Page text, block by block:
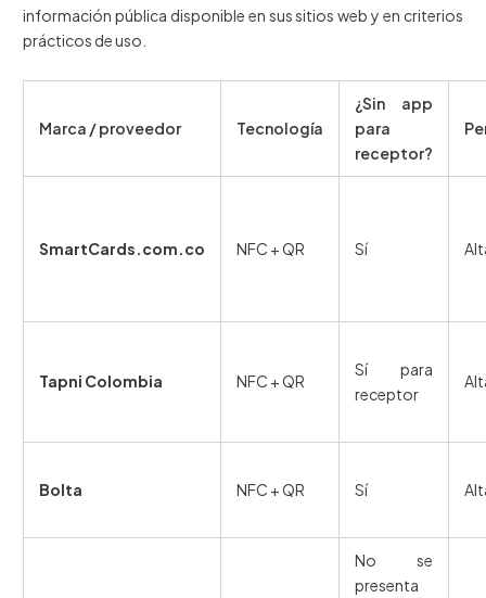
información pública disponible en sus sitios web y en criterios
prácticos de uso.
Marca / proveedor Tecnología
¿Sin app
para
receptor?
SmartCards.com.co NFC + QR Sí
Tapni Colombia NFC + QR
Sí para
receptor
Bolta NFC + QR Sí
No se
presenta